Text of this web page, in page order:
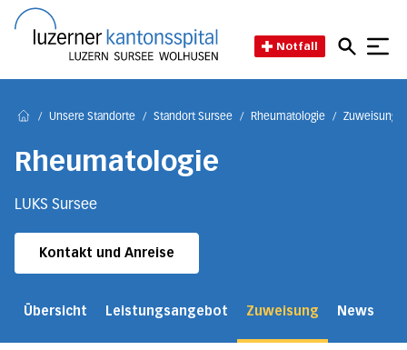
Notfall
/ Unsere Standorte / Standort Sursee / Rheumatologie / Zuweisung
Rheumatologie
LUKS Sursee
Kontakt und Anreise
Übersicht Leistungsangebot Zuweisung News